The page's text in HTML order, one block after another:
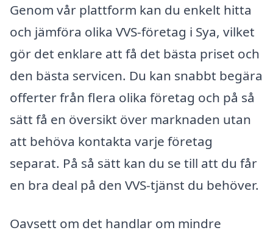
Genom vår plattform kan du enkelt hitta
och jämföra olika VVS-företag i Sya, vilket
gör det enklare att få det bästa priset och
den bästa servicen. Du kan snabbt begära
offerter från flera olika företag och på så
sätt få en översikt över marknaden utan
att behöva kontakta varje företag
separat. På så sätt kan du se till att du får
en bra deal på den VVS-tjänst du behöver.
Oavsett om det handlar om mindre